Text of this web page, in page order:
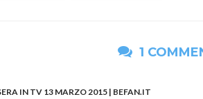
1
IN TV 13 MARZO 2015 | BEFAN.IT